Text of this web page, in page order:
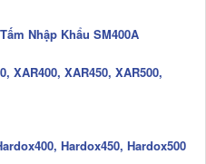
Nhập Khẩu SM400A
XAR400, XAR450, XAR500,
Hardox450, Hardox500